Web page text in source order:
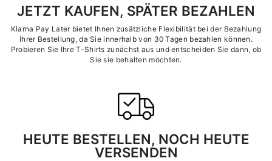
JETZT KAUFEN, SPÄTER BEZAHLEN
Klarna Pay Later bietet Ihnen zusätzliche Flexibilität bei der Bezahlung
Ihrer Bestellung, da Sie innerhalb von 30 Tagen bezahlen können.
Probieren Sie Ihre T-Shirts zunächst aus und entscheiden Sie dann, ob
Sie sie behalten möchten.
HEUTE BESTELLEN, NOCH HEUTE
VERSENDEN